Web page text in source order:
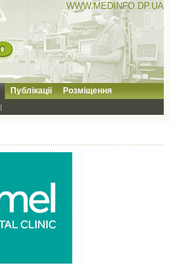
WWW.MEDINFO.DP.UA
Публікації Розміщення